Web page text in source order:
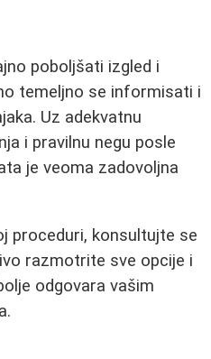
poboljšati izgled i
temeljno se informisati i
Uz adekvatnu
i pravilnu negu posle
je veoma zadovoljna
proceduri, konsultujte se
razmotrite sve opcije i
odgovara vašim